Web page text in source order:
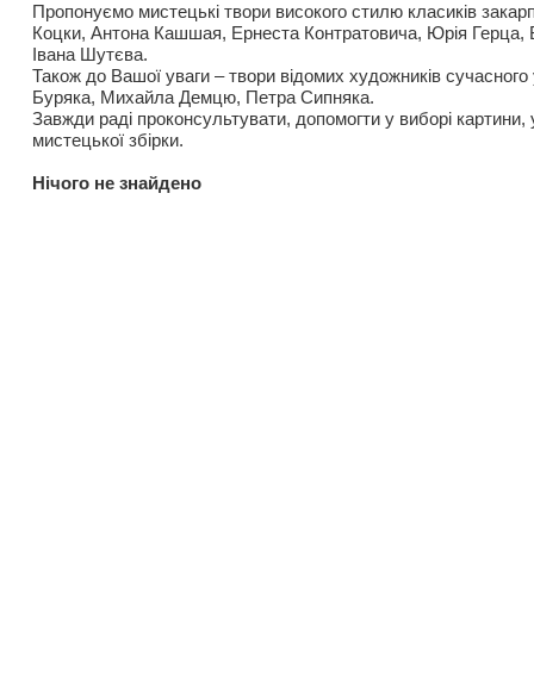
Пропонуємо мистецькі твори високого стилю класиків
Коцки, Антона Кашшая, Ернеста Контратовича, Юрія
Івана Шутєва.
Також до Вашої уваги – твори відомих художників
Буряка, Михайла Демцю, Петра Сипняка.
Завжди раді проконсультувати, допомогти у виборі картини,
мистецької збірки.
Нiчого не знайдено